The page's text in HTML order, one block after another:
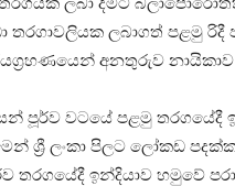
තර­ගා­ව­ලි­යක ලබා­ගත් පළමු රිදී
අන­තු­රුව නායි­කාව
පූර්ව වටයේ පළමු තර­ග­යේදී
ශ්‍රී ලංකා පිලට ලෝකඩ
තර­ග­යේදී ඉන්දි­යාව හමුවේ